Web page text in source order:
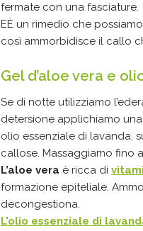
fermate con una fasciature.
EÈ un rimedio che possiamo
così ammorbidisce il callo
Gel d’aloe vera e
Se di notte utilizziamo
detersione applichiamo
olio essenziale di lavanda,
callose. Massaggiamo fino
L’aloe vera è ricca di
formazione epiteliale.
decongestiona.
L'olio essenziale di